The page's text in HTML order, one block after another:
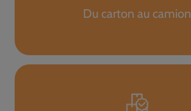
Du carton au camion